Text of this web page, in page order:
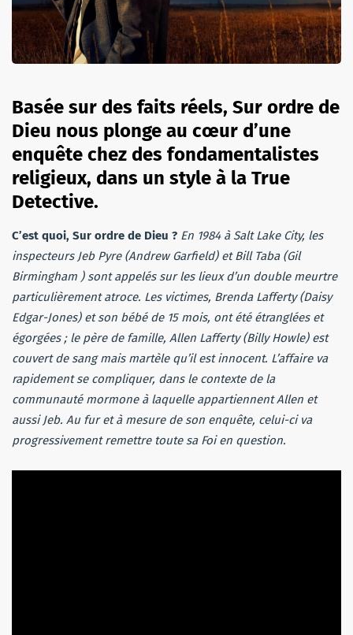
Basée sur des faits réels, Sur ordre de
Dieu nous plonge au cœur d’une
enquête chez des fondamentalistes
religieux, dans un style à la True
Detective.
C’est quoi, Sur ordre de Dieu ? En 1984 à Salt Lake City, les
inspecteurs Jeb Pyre (Andrew Garfield) et Bill Taba (Gil
Birmingham ) sont appelés sur les lieux d’un double meurtre
particulièrement atroce. Les victimes, Brenda Lafferty (Daisy
Edgar-Jones) et son bébé de 15 mois, ont été étranglées et
égorgées ; le père de famille, Allen Lafferty (Billy Howle) est
couvert de sang mais martèle qu’il est innocent. L’affaire va
rapidement se compliquer, dans le contexte de la
communauté mormone à laquelle appartiennent Allen et
aussi Jeb. Au fur et à mesure de son enquête, celui-ci va
progressivement remettre toute sa Foi en question.